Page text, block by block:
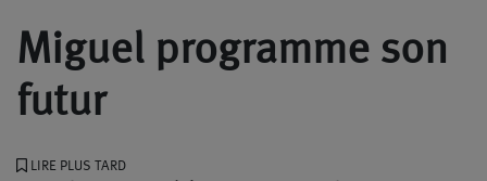
Miguel programme son
futur
LIRE PLUS TARD